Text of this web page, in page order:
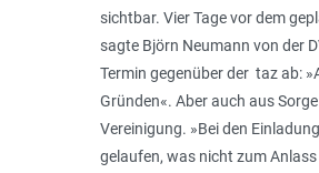
sichtbar. Vier Tage vor dem
sagte Björn Neumann von der
Termin gegenüber der taz ab:
Gründen«. Aber auch aus
Vereinigung. »Bei den
gelaufen, was nicht zum